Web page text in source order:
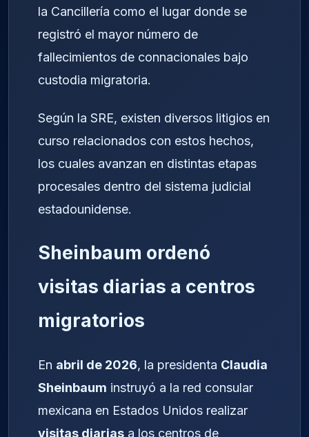
la Cancillería como el lugar donde se
registró el mayor número de
fallecimientos de connacionales bajo
custodia migratoria.
Según la SRE, existen diversos litigios en
curso relacionados con estos hechos,
los cuales avanzan en distintas etapas
procesales dentro del sistema judicial
estadounidense.
Sheinbaum ordenó
visitas diarias a centros
migratorios
En abril de 2026, la presidenta Claudia
Sheinbaum instruyó a la red consular
mexicana en Estados Unidos realizar
visitas diarias a los centros de